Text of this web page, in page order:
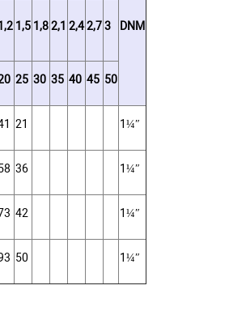
DNM
1,5 1,82,1 2,42,73
25 30 35 40 45 50
21 1¼″
36 1¼″
42 1¼″
50 1¼″